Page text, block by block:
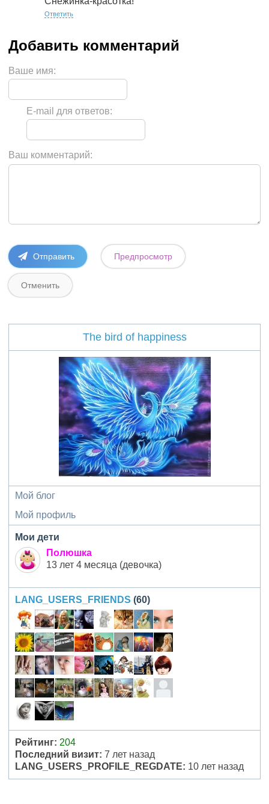
Ответить
Ваше имя:
E-mail для ответов:
Ваш комментарий:
The bird of happiness
Мой блог
Мой профиль
Мои дети
Полюшка
13 лет 4 месяца (девочка)
LANG_USERS_FRIENDS (60)
Рейтинг: 204
Последний визит: 7 лет назад
LANG_USERS_PROFILE_REGDATE: 10 лет назад